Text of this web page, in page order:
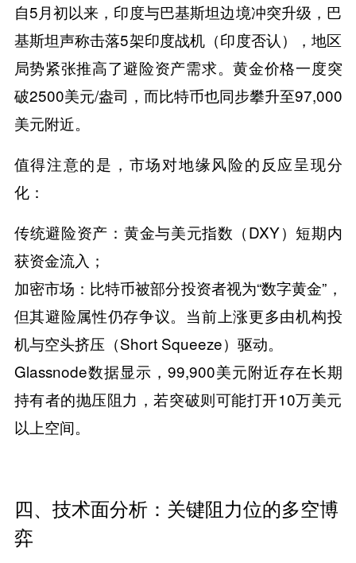
自5月初以来，印度与巴基斯坦边境冲突升级，巴
基斯坦声称击落5架印度战机（印度否认），地区
局势紧张推高了避险资产需求。黄金价格一度突
破2500美元/盎司，而比特币也同步攀升至97,000
美元附近。
值得注意的是，市场对地缘风险的反应呈现分
化：
​​传统避险资产​​：黄金与美元指数（DXY）短期内
获资金流入；
​​加密市场​​：比特币被部分投资者视为“数字黄金”，
但其避险属性仍存争议。当前上涨更多由机构投
机与空头挤压（Short Squeeze）驱动。
Glassnode数据显示，99,900美元附近存在长期
持有者的抛压阻力，若突破则可能打开10万美元
以上空间。
​​四、技术面分析：关键阻力位的多空博
弈​​